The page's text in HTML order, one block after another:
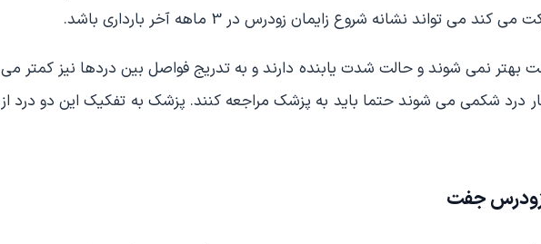
می تواند نشانه شروع زایمان زودرس در 3 ماهه آخر بارداری باشد.
بهتر نمی شوند و حالت شدت یابنده دارند و به تدریج فواصل بین دردها نیز کمتر می
درد شکمی می شوند حتما باید به پزشک مراجعه کنند. پزشک به تفکیک این دو درد از